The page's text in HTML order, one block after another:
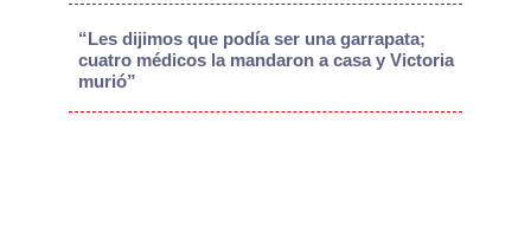
“Les dijimos que podía ser una garrapata;
cuatro médicos la mandaron a casa y Victoria
murió”